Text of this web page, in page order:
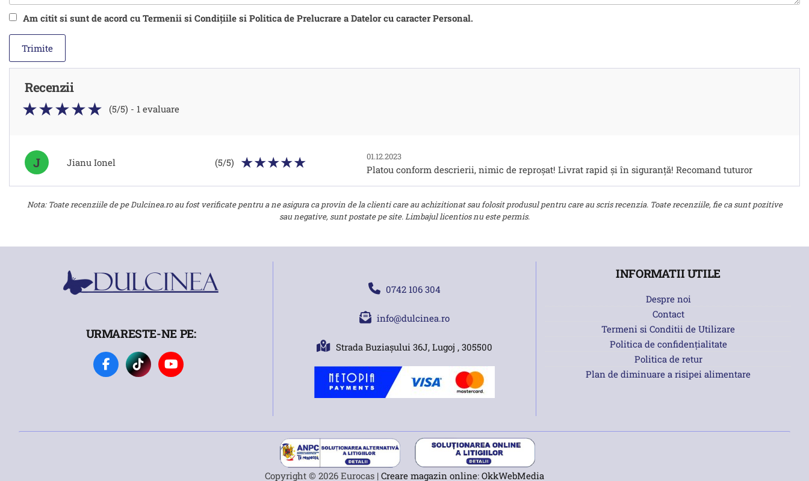
Am citit si sunt de acord cu Termenii si Condițiile si Politica de Prelucrare a Datelor cu caracter Personal.
Recenzii
(5/5) - 1 evaluare
J Jianu Ionel (5/5) 01.12.2023
Platou conform descrierii, nimic de reproșat! Livrat rapid și în siguranță! Recomand tuturor
Nota: Toate recenziile de pe Dulcinea.ro au fost verificate pentru a ne asigura ca provin de la clienti care au achizitionat sau folosit produsul pentru care au scris recenzia. Toate recenziile, fie ca sunt pozitive
sau negative, sunt postate pe site. Limbajul licentios nu este permis.
URMARESTE-NE PE:
0742 106 304
info@dulcinea.ro
Strada Buziașului 36J, Lugoj , 305500
INFORMATII UTILE
Despre noi
Contact
Termeni si Conditii de Utilizare
Politica de confidențialitate
Politica de retur
Plan de diminuare a risipei alimentare
Copyright © 2026 Eurocas | Creare magazin online: OkkWebMedia